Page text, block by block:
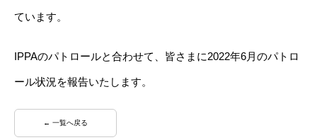
ています。
IPPAのパトロールと合わせて、皆さまに2022年6月のパトロ
ール状況を報告いたします。
← 一覧へ戻る